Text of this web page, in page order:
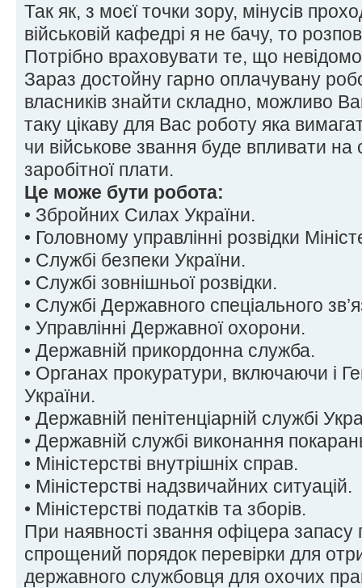
Так як, з моєї точки зору, мінусів
військовій кафедрі я не бачу, то
Потрібно враховувати те, що
Зараз достойну гарно оплачувану
власників знайти складно, можливо
таку цікаву для Вас роботу яка
чи військове звання буде впливати на
заробітної плати.
Це може бути робота:
• Збройних Силах України.
• Головному управлінні розвідки
• Службі безпеки України.
• Службі зовнішньої розвідки.
• Службі Державного спеціального
• Управлінні Державної охорони.
• Державній прикордонна служба.
• Органах прокуратури, включаючи і
України.
• Державній пенітенціарній службі
• Державній службі виконання
• Міністерстві внутрішніх справ.
• Міністерстві надзвичайних ситуацій.
• Міністерстві податків та зборів.
При наявності звання офіцера
спрощений порядок перевірки для
державного службовця для охочих